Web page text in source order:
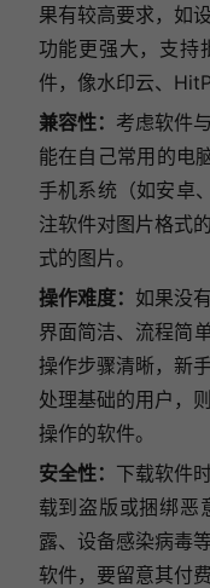
果有较高要求，如
功能更强大，支持
件，像水印云、
兼容性： 考虑软件
能在自己常用的电
手机系统（如安卓
注软件对图片格式
式的图片。
操作难度： 如果没
界面简洁、流程简
操作步骤清晰，新
处理基础的用户，
操作的软件。
安全性： 下载软件
载到盗版或捆绑恶
露、设备感染病毒
软件，要留意其付